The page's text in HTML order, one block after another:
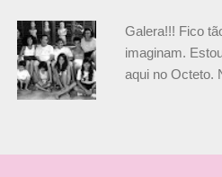
Galera!!! Fico
imaginam.
aqui no Octeto.
Bruno, é sua